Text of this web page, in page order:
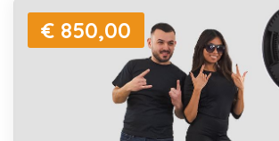
€ 850,00